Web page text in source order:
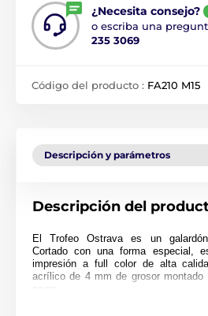
¿Necesita consejo?
o escriba una
235 3069
Código del producto : FA210 M15
Descripción y parámetros
Descripción del
El Trofeo Ostrava es un
Cortado con una forma especial,
impresión a full color de alta
acrílico de 4 mm de grosor